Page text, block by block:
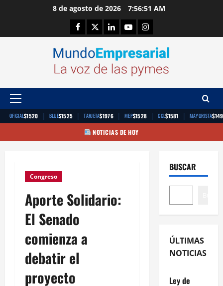
8 de agosto de 2026 7:56:52 AM
Facebook
TwitterLinkedinYoutubeInstagram
Menú
principal
OFICIAL$1520 | BLUE$1525 | TARJETA$1976 | MEP$1528 | CCL$1581 | MAYORISTA
NOTICIAS DE HOY
Congreso
Aporte Solidario:
El Senado
comienza a
debatir el
proyecto
BUSCAR
ÚLTIMAS
NOTICIAS
Ley de